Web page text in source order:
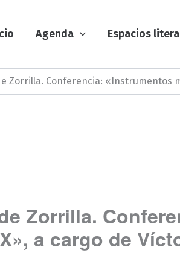
Agenda Espacios
Zorrilla. Conferencia: «Instrumentos
Zorrilla.
a cargo de